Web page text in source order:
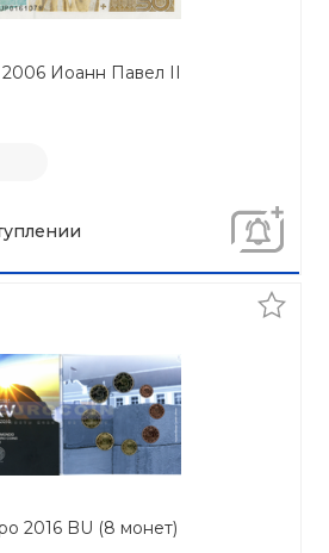
Иоанн Павел II
2016 BU (8 монет)